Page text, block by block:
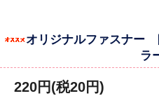
オリジナルファスナー
ラ
220円(税20円)